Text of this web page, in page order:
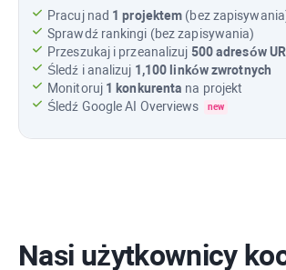
Pracuj nad 1 projektem (bez
Sprawdź rankingi (bez zapisywania)
Przeszukaj i przeanalizuj 500 adresów
Śledź i analizuj 1,100 linków zwrotnych
Monitoruj 1 konkurenta na projekt
Śledź Google AI Overviews new
Nasi użytkownicy